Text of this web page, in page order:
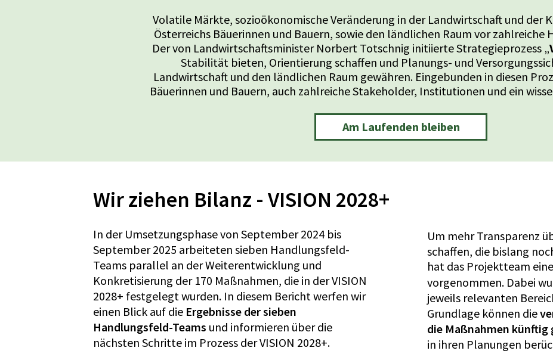
Volatile Märkte, sozioökonomische Veränderung in der Landwirtschaft und der
Österreichs Bäuerinnen und Bauern, sowie den ländlichen Raum vor zahlreiche
Der von Landwirtschaftsminister Norbert Totschnig initiierte Strategieprozess „
Stabilität bieten, Orientierung schaffen und Planungs- und
Landwirtschaft und den ländlichen Raum gewähren. Eingebunden in diesen
Bäuerinnen und Bauern, auch zahlreiche Stakeholder, Institutionen und ein
Am Laufenden bleiben
Wir ziehen Bilanz - VISION 2028+
In der Umsetzungsphase von September 2024 bis
September 2025 arbeiteten sieben Handlungsfeld-
Teams parallel an der Weiterentwicklung und
Konkretisierung der 170 Maßnahmen, die in der VISION
2028+ festgelegt wurden. In diesem Bericht werfen wir
einen Blick auf die Ergebnisse der sieben
Handlungsfeld-Teams und informieren über die
nächsten Schritte im Prozess der VISION 2028+.
Um mehr Transparenz
schaffen, die bislang
hat das Projektteam eine
vorgenommen. Dabei
jeweils relevanten
Grundlage können die
die Maßnahmen
in ihren Planungen